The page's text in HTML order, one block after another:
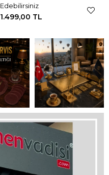
Edebilirsiniz
1.499,00 TL